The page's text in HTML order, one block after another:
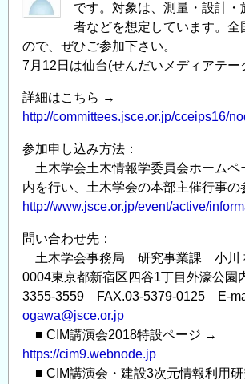
です。対象は、測量・設計・
者などを想定しています。全
ので、ぜひご参加下さい。
7月12日は仙台(せんだいメディアテー
詳細はこちら →
http://committees.jsce.or.jp/cceips16/
参加申し込み方法：
土木学会土木情報学委員会ホームペ
内を行い、土木学会の本部主催行事の
http://www.jsce.or.jp/event/active/
問い合わせ先：
土木学会事務局 研究事業課 小川
0004東京都新宿区四谷1丁目外濠公
3355-3559 FAX.03-5379-0125 E-
ogawa@jsce.or.jp
■ CIM講演会2018特設ページ →
https://cim9.webnode.jp
■ CIM講演会・建設3次元情報利用研